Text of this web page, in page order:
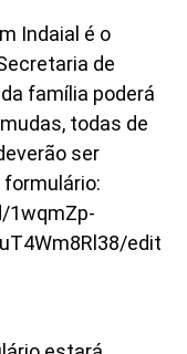
Indaial é o
de
família poderá
todas de
ser
formulário:
1wqmZp-
edit